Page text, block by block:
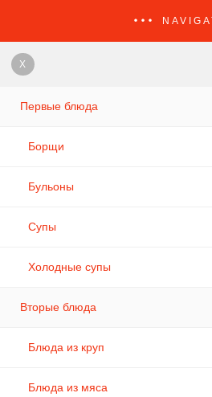
X
Первые блюда
Борщи
Бульоны
Супы
Холодные супы
Вторые блюда
Блюда из круп
Блюда из мяса